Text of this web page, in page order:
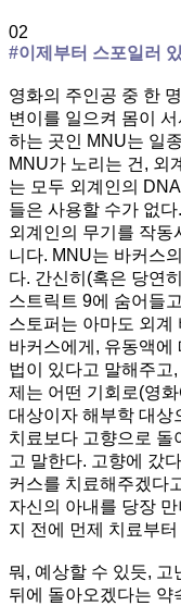
02
#이제부터 스포일러
영화의 주인공 중 한
변이를 일으켜 몸이
하는 곳인 MNU는 일
MNU가 노리는 건, 외
는 모두 외계인의
들은 사용할 수가 없
외계인의 무기를 작동
니다. MNU는 바커스
다. 간신히(혹은 당연
스트릭트 9에 숨어들
스토퍼는 아마도 외계
바커스에게, 유동액에
법이 있다고 말해주고
제는 어떤 기회로(영
대상이자 해부학 대상
치료보다 고향으로 돌
고 말한다. 고향에 갔
커스를 치료해주겠다
자신의 아내를 당장
지 전에 먼제 치료부
뭐, 예상할 수 있듯, 고
뒤에 돌아오겠다는 약